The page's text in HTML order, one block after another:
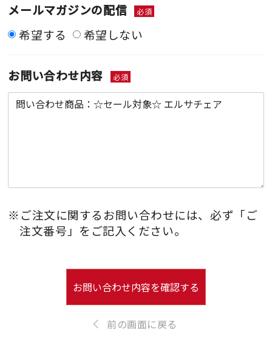
メールマガジンの配信 必須
希望する 希望しない
お問い合わせ内容 必須
※ご注文に関するお問い合わせには、必ず「ご
注文番号」をご記入ください。
前の画面に戻る
お問い合わせ内容を確認する